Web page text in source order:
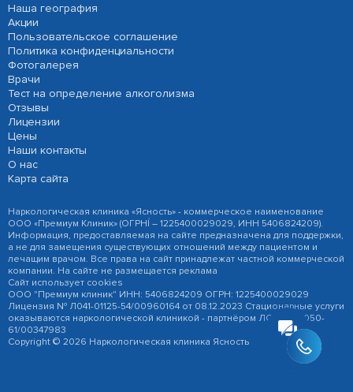
Наша география
Акции
Пользовательское соглашение
Политика конфиденциальности
Фотогалерея
Врачи
Тест на определение алкоголизма
Отзывы
Лицензии
Цены
Наши контакты
О нас
Карта сайта
Наркологическая клиника «Ясность» - коммерческое наименование
ООО «Премиум Клиник» (ОГРНÍ – 1225400029029, ИНН 5406824209).
Информация, предоставляемая на сайте предназначена для поддержки,
а не для замещения существующих отношений между пациентом и
лечащим врачом. Все права на сайт принадлежат частной коммерческой
компании. На сайте не размещается реклама
Сайт использует cookies
ООО "Премиум клиник" ИНН: 5406824209 ОГРН: 1225400029029
Лицензия № Л041-01125-54/00960164 от 08.12.2023 Стационарные услуги
оказываются наркологической клиникой - партнёром ЛО-041-01050-
61/00347983
Copyright © 2026 Наркологическая клиника Ясность